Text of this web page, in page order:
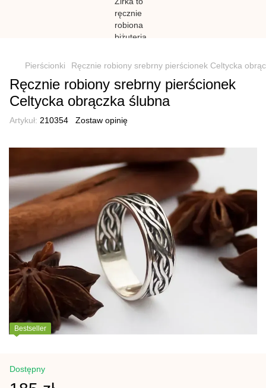
})(window,document,'script','dataLayer','GTM-N59Z477K');
Pierścionki Ręcznie robiony srebrny pierścionek Celtycka
Ręcznie robiony srebrny pierścionek
Celtycka obrączka ślubna
Artykuł: 210354 Zostaw opinię
Bestseller
Dostępny